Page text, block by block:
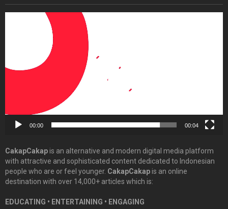
00:00 00:04
CakapCakapis an alternative and modern digital media platform
with attractive and sophisticated content dedicated to Indonesian
people who are or feel younger. CakapCakapis an online
destination with over 14,000+ articles which is:
EDUCATING • ENTERTAINING • ENGAGING